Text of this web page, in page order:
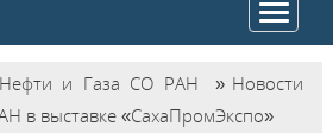
trk
и Газа СО РАН » Новости
в выставке «СахаПромЭкспо»